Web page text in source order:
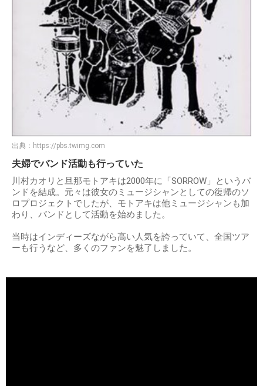
出典： https://pbs.twimg.com
夫婦でバンド活動も行っていた
川村カオリと旦那モトアキは2000年に「SORROW」というバ
ンドを結成。元々は彼女のミュージシャンとしての復帰のソ
ロプロジェクトでしたが、モトアキは他ミュージシャンも加
わり、バンドとして活動を始めました。
当時はインディーズながら高い人気を誇っていて、全国ツア
ーも行うなど、多くのファンを魅了しました。